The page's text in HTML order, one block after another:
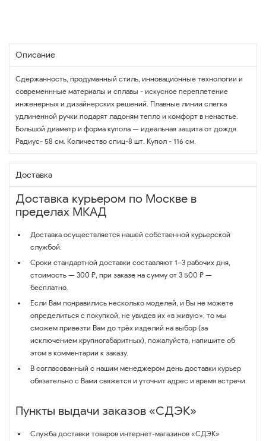
Описание
Сдержанность, продуманный стиль, инновационные технологии и
современнные материалы и сплавы - искусное переплетение
инженерных и дизайнерских решений. Плавные линии слегка
удлиненной ручки подарят ладоням тепло и комфорт в ненастье.
Большой диаметр и форма купола — идеальная защита от дождя.
Радиус- 58 см. Количество спиц-8 шт. Купол - 116 см.
Доставка
Доставка курьером по Москве в
пределах МКАД
Доставка осуществляется нашей собственной курьерской
службой.
Сроки стандартной доставки составляют 1–3 рабочих дня,
стоимость — 300 ₽, при заказе на сумму от 3 500 ₽ —
бесплатно.
Если Вам понравились несколько моделей, и Вы не можете
определиться с покупкой, не увидев их «в живую», то мы
сможем привезти Вам до трёх изделий на выбор (за
исключением крупногабаритных), пожалуйста, напишите об
этом в комментарии к заказу.
В согласованный с нашим менеджером день доставки курьер
обязательно с Вами свяжется и уточнит адрес и время встречи.
Пункты выдачи заказов «СДЭК»
Служба доставки товаров интернет-магазинов «СДЭК»